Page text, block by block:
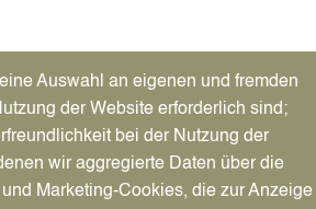
Auswahl an eigenen und fremden
der Website erforderlich sind;
bei der Nutzung der
wir aggregierte Daten über die
Marketing-Cookies, die zur Anzeige